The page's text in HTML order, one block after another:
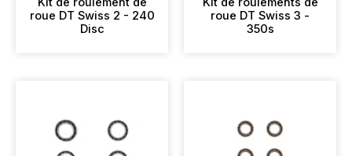
roue DT Swiss 2 - 240
Disc
roue DT Swiss 3 -
350s